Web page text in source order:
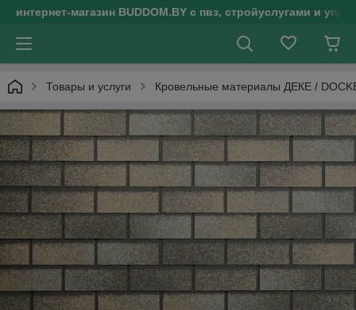
интернет-магазин BUDDOM.BY с пвз, стройуслугами и
Товары и услуги Кровельные материалы ДЕКЕ /